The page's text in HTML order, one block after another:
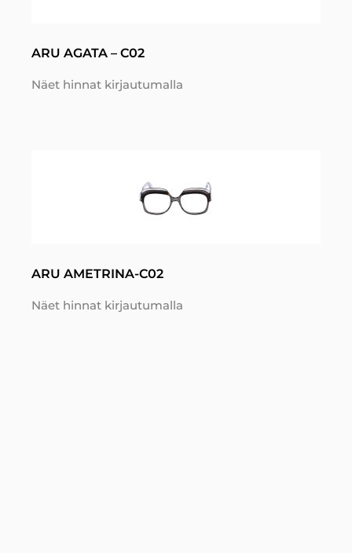
ARU AGATA – C02
Näet hinnat kirjautumalla
ARU AMETRINA-C02
Näet hinnat kirjautumalla